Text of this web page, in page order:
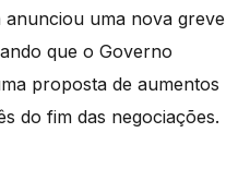
uma nova greve
que o Governo
proposta de aumentos
do fim das negociações.